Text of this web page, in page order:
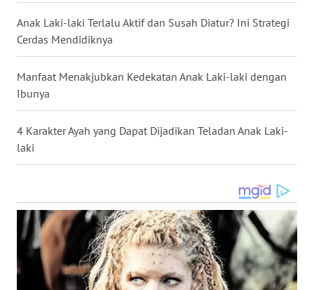
Anak Laki-laki Terlalu Aktif dan Susah Diatur? Ini Strategi
Cerdas Mendidiknya
Manfaat Menakjubkan Kedekatan Anak Laki-laki dengan
Ibunya
4 Karakter Ayah yang Dapat Dijadikan Teladan Anak Laki-
laki
WN
JOGJA
WN
JATIM
BALI
WN
KALBAR